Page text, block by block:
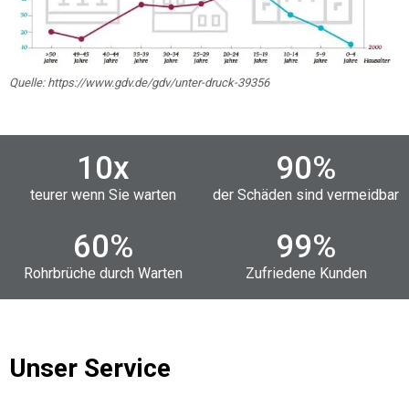
Quelle: https://www.gdv.de/gdv/unter-druck-39356
10x
teurer wenn Sie warten
90%
der Schäden sind vermeidbar
60%
Rohrbrüche durch Warten
99%
Zufriedene Kunden
Unser Service